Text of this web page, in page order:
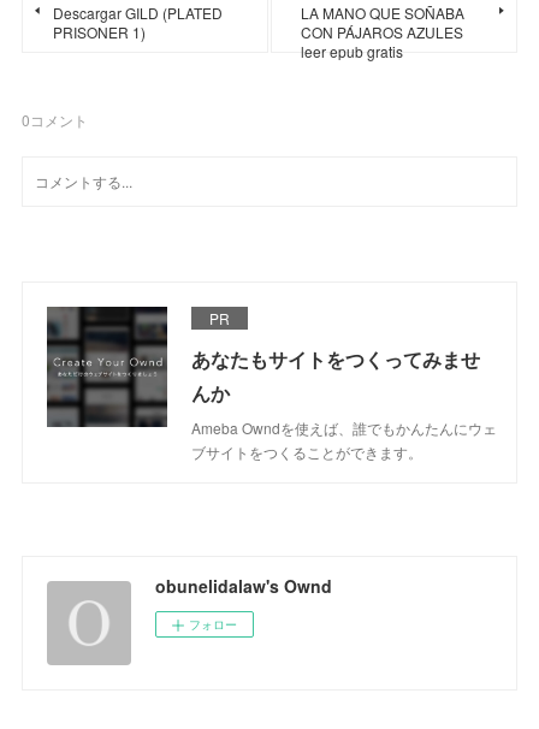
Descargar GILD (PLATED
PRISONER 1)
LA MANO QUE SOÑABA
CON PÁJAROS AZULES
leer epub gratis
0コメント
PR
あなたもサイトをつくってみませ
んか
Ameba Owndを使えば、誰でもかんたんにウェ
ブサイトをつくることができます。
obunelidalaw's Ownd
フォロー